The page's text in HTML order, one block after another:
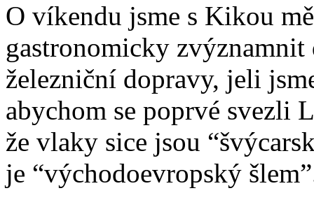
O víkendu jsme s Kikou
gastronomicky
železniční dopravy, jeli
abychom se poprvé svezli
že vlaky sice jsou
je “východoevropský